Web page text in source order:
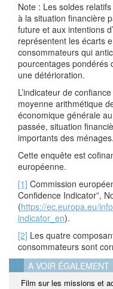
Note : Les soldes
à la situation financière
future et aux intentions
représentent les écarts
consommateurs qui
pourcentages pondérés
une détérioration.
L’indicateur de
moyenne arithmétique
économique générale
passée, situation
importants des ménages.
Cette enquête est
européenne.
[1] Commission
Confidence Indicator”,
(https://ec.europa.eu/
indicator_en).
[2] Les quatre
consommateurs sont
A VOIR ÉGALEMENT
Film sur les missions et